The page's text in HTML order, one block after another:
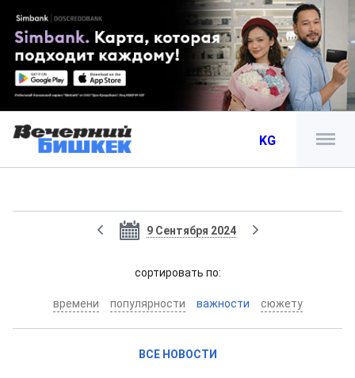
KG
9 Сентября 2024
cортировать по:
времени популярности важности сюжету
ВСЕ НОВОСТИ